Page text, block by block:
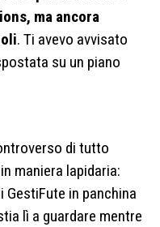
ma ancora
. Ti avevo avvisato
su un piano
di tutto
maniera lapidaria:
in panchina
lì a guardare mentre